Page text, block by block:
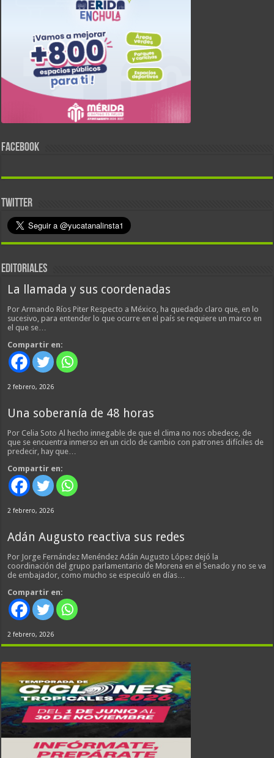
FACEBOOK
TWITTER
EDITORIALES
La llamada y sus coordenadas
Por Armando Ríos Piter Respecto a México, ha quedado claro que, en lo
sucesivo, para entender lo que ocurre en el país se requiere un marco en
el que se…
Compartir en:
2 febrero, 2026
Una soberanía de 48 horas
Por Celia Soto Al hecho innegable de que el clima no nos obedece, de
que se encuentra inmerso en un ciclo de cambio con patrones difíciles de
predecir, hay que…
Compartir en:
2 febrero, 2026
Adán Augusto reactiva sus redes
Por Jorge Fernández Menéndez Adán Augusto López dejó la
coordinación del grupo parlamentario de Morena en el Senado y no se va
de embajador, como mucho se especuló en días…
Compartir en:
2 febrero, 2026